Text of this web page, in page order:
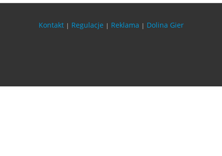
Kontakt | Regulacje | Reklama | Dolina Gier